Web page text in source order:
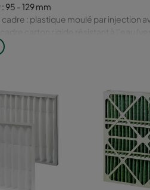
95 - 129 mm
cadre : plastique moulé par injection
cadre carton rigide résistant à l’eau
de verre, fibres synthétiques ou